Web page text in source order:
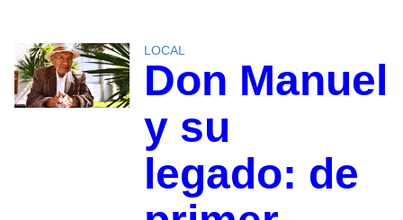
LOCAL
Don Manuel
y su
legado: de